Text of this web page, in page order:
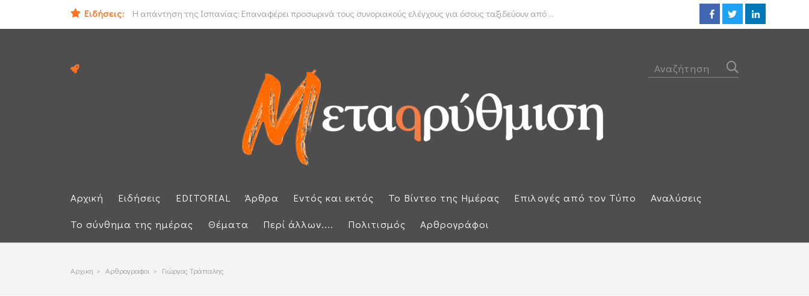
Ειδήσεις:
Η απάντηση της Ισπανίας: Επαναφέρει προσωρινά τους συνοριακούς ελέγχους για όσους ταξιδεύουν από ...
Ο εισαγγελέας του Αρείου Πάγου Ε. Μπακέλας απέρριψε αιτήσεις για να ανασυρθεί από το αρχείο η ... ΟΟΣΑ: Στην τελευταία θέση η
Αρχική Ειδήσεις EDITORIAL Άρθρα Εντός και εκτός Το Βίντεο της Ημέρας Επιλογές από τον Τύπο
Αναλύσεις
Το σύνθημα της ημέρας
Θέματα Περί άλλων.... Πολιτισμός Αρθρογράφοι
Αρχικη > Αρθρογραφοι > Γιώργος Τράπαλης